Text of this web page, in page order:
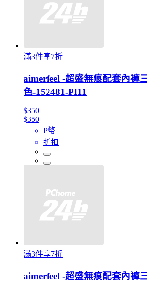
滿3件享7折
aimerfeel -超盛無痕配套內褲
色-152481-PI11
$350
$350
P幣
折扣
滿3件享7折
aimerfeel -超盛無痕配套內褲